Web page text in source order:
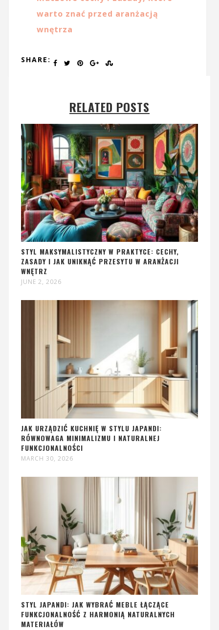
warto znać przed aranżacją
wnętrza
SHARE:
RELATED POSTS
STYL MAKSYMALISTYCZNY W PRAKTYCE: CECHY,
ZASADY I JAK UNIKNĄĆ PRZESYTU W ARANŻACJI
WNĘTRZ
JUNE 2, 2026
JAK URZĄDZIĆ KUCHNIĘ W STYLU JAPANDI:
RÓWNOWAGA MINIMALIZMU I NATURALNEJ
FUNKCJONALNOŚCI
MARCH 30, 2026
STYL JAPANDI: JAK WYBRAĆ MEBLE ŁĄCZĄCE
FUNKCJONALNOŚĆ Z HARMONIĄ NATURALNYCH
MATERIAŁÓW